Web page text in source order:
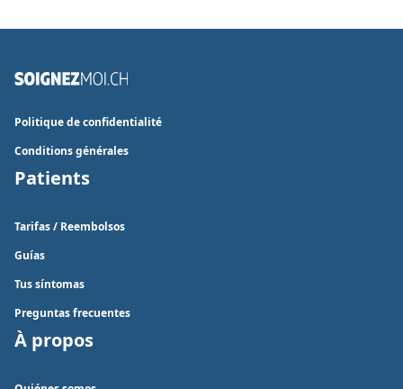
Politique de confidentialité
Conditions générales
Patients
Tarifas / Reembolsos
Guías
Tus síntomas
Preguntas frecuentes
À propos